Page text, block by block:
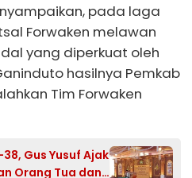
pada laga
Forwaken melawan
yang diperkuat oleh
hasilnya Pemkab
Tim Forwaken
Gus Yusuf Ajak
Orang Tua dan